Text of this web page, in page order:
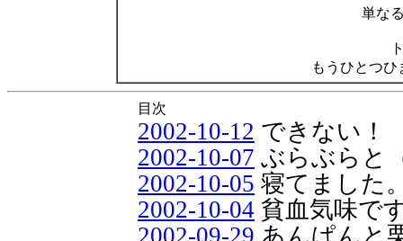
単な
もうひとつ
目次
2002-10-12 できない！
2002-10-07 ぶらぶらと
2002-10-05 寝てました
2002-10-04 貧血気味で
2002-09-29 あんぱんと